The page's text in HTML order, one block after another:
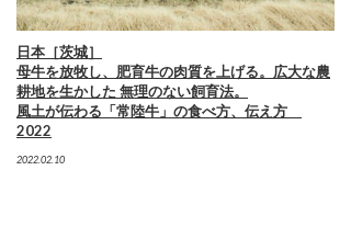
日本［茨城］
母牛を放牧し、肥育牛の肉質を上げる。広大な農
耕地を生かした 無理のない飼育法。
風土が伝わる「常陸牛」の食べ方、伝え方
2022
2022.02.10